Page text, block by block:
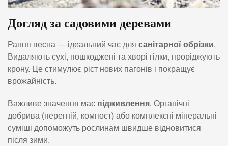
Догляд за садовими деревами
Рання весна — ідеальний час для санітарної обрізки.
Видаляють сухі, пошкоджені та хворі гілки, проріджують
крону. Це стимулює ріст нових пагонів і покращує
врожайність.
Важливе значення має підживлення. Органічні
добрива (перегній, компост) або комплексні мінеральні
суміші допоможуть рослинам швидше відновитися
після зими.